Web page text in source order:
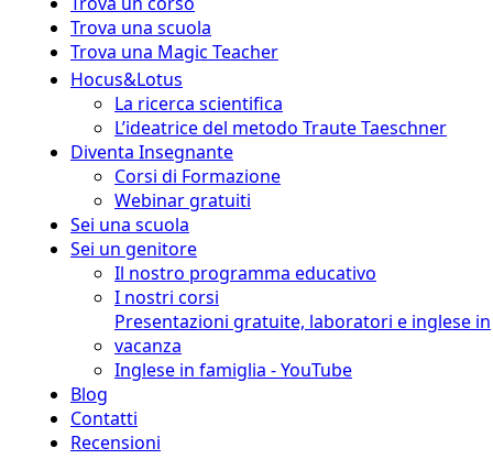
Trova una scuola
Trova una Magic Teacher
Hocus&Lotus
La ricerca scientifica
L’ideatrice del metodo Traute Taeschner
Diventa Insegnante
Corsi di Formazione
Webinar gratuiti
Sei una scuola
Sei un genitore
Il nostro programma educativo
I nostri corsi
Presentazioni gratuite, laboratori e inglese in
vacanza
Inglese in famiglia - YouTube
Blog
Contatti
Recensioni